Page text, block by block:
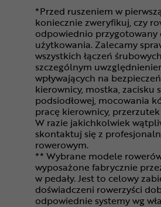
*Przed ruszeniem w
koniecznie zweryfikuj, czy
odpowiednio przygotowany
użytkowania. Zalecamy
wszystkich łączeń
szczególnym
wpływających na
kierownicy, mostka, zacisku
podsiodłowej, mocowania
pracę kierownicy,
W razie jakichkolwiek
skontaktuj się z
rowerowym.
** Wybrane modele
wyposażone fabrycznie
w pedały. Jest to celowy
doświadczeni rowerzyści
odpowiednie systemy wg